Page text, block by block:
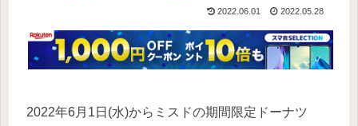
2022.06.01 2022.05.28
2022年6月1日(水)からミスドの期間限定ドーナツ